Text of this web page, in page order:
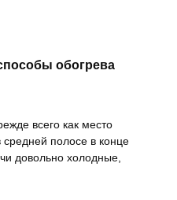
обогрева
всего как место
полосе в конце
довольно холодные,